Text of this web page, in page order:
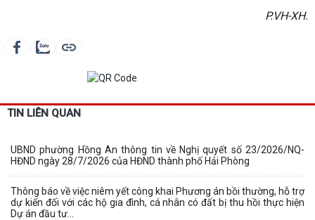
P.VH-XH.
TIN LIÊN QUAN
UBND phường Hồng An thông tin về Nghị quyết số 23/2026/NQ-
HĐND ngày 28/7/2026 của HĐND thành phố Hải Phòng
Thông báo về việc niêm yết công khai Phương án bồi thường, hỗ trợ
dự kiến đối với các hộ gia đình, cá nhân có đất bị thu hồi thực hiện
Dự án đầu tư...